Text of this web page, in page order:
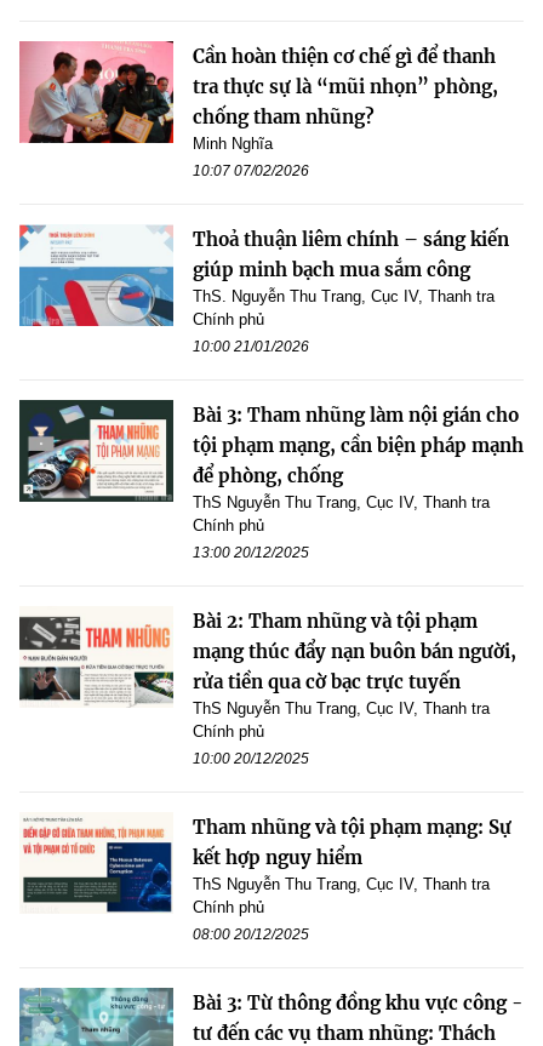
Cần hoàn thiện cơ chế gì để thanh
tra thực sự là “mũi nhọn” phòng,
chống tham nhũng?
Minh Nghĩa
10:07 07/02/2026
Thoả thuận liêm chính – sáng kiến
giúp minh bạch mua sắm công
ThS. Nguyễn Thu Trang, Cục IV, Thanh tra
Chính phủ
10:00 21/01/2026
Bài 3: Tham nhũng làm nội gián cho
tội phạm mạng, cần biện pháp mạnh
để phòng, chống
ThS Nguyễn Thu Trang, Cục IV, Thanh tra
Chính phủ
13:00 20/12/2025
Bài 2: Tham nhũng và tội phạm
mạng thúc đẩy nạn buôn bán người,
rửa tiền qua cờ bạc trực tuyến
ThS Nguyễn Thu Trang, Cục IV, Thanh tra
Chính phủ
10:00 20/12/2025
Tham nhũng và tội phạm mạng: Sự
kết hợp nguy hiểm
ThS Nguyễn Thu Trang, Cục IV, Thanh tra
Chính phủ
08:00 20/12/2025
Bài 3: Từ thông đồng khu vực công -
tư đến các vụ tham nhũng: Thách